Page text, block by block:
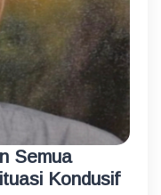
Semua
Kondusif